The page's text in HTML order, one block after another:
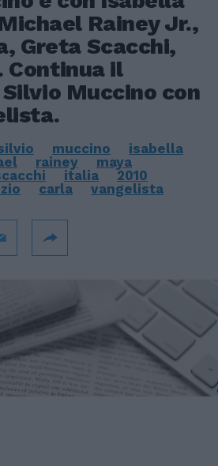
Rainey Jr.,
Greta Scacchi,
Continua il
Muccino con
muccino
isabella
rainey
maya
italia
2010
carla vangelista